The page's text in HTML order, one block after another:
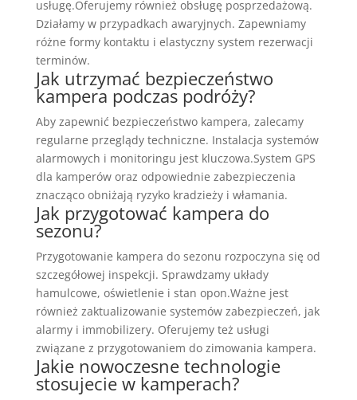
usługę.Oferujemy również obsługę posprzedażową.
Działamy w przypadkach awaryjnych. Zapewniamy
różne formy kontaktu i elastyczny system rezerwacji
terminów.
Jak utrzymać bezpieczeństwo
kampera podczas podróży?
Aby zapewnić bezpieczeństwo kampera, zalecamy
regularne przeglądy techniczne. Instalacja systemów
alarmowych i monitoringu jest kluczowa.System GPS
dla kamperów oraz odpowiednie zabezpieczenia
znacząco obniżają ryzyko kradzieży i włamania.
Jak przygotować kampera do
sezonu?
Przygotowanie kampera do sezonu rozpoczyna się od
szczegółowej inspekcji. Sprawdzamy układy
hamulcowe, oświetlenie i stan opon.Ważne jest
również zaktualizowanie systemów zabezpieczeń, jak
alarmy i immobilizery. Oferujemy też usługi
związane z przygotowaniem do zimowania kampera.
Jakie nowoczesne technologie
stosujecie w kamperach?